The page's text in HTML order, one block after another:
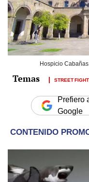
Hospicio
STREET
Prefiero
Google